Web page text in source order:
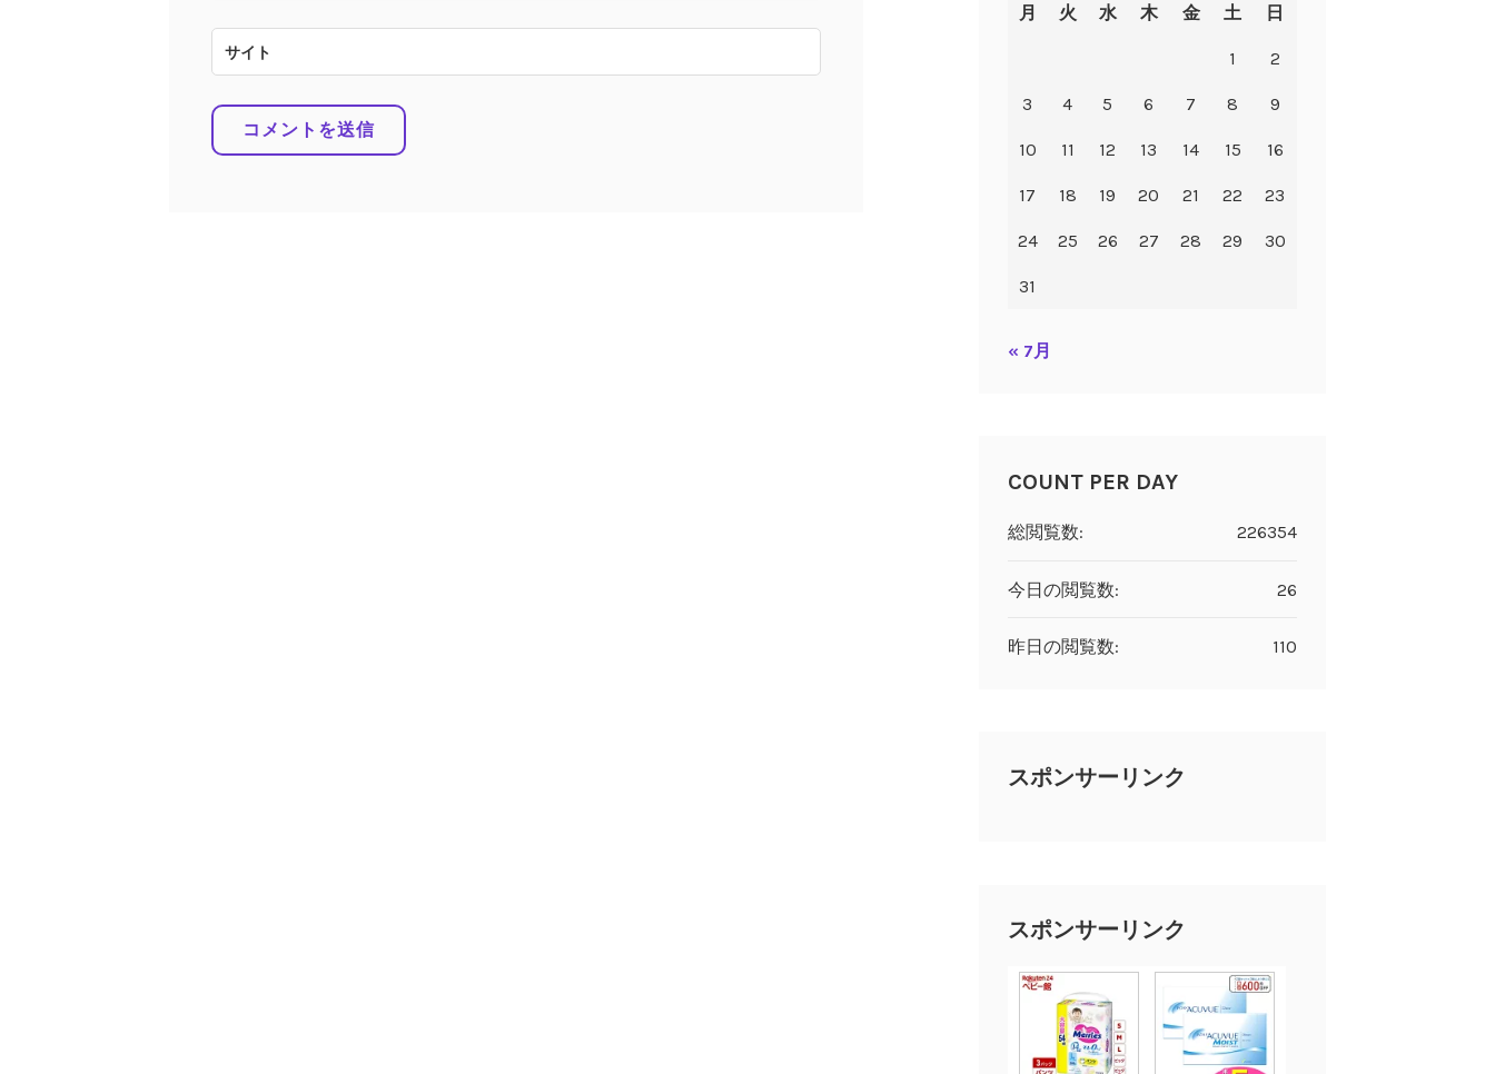
サイト
月 火 水 木 金 土 日
1 2
3 4 5 6 7 8 9
10 11 12 13 14 15 16
17 18 19 20 21 22 23
24 25 26 27 28 29 30
31
« 7月
COUNT PER DAY
226354
総閲覧数:
26
今日の閲覧数:
110
昨日の閲覧数:
スポンサーリンク
スポンサーリンク